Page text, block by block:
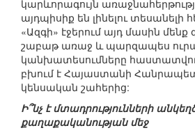
կարևորագույն
այդպիսիք են լինելու տեսանելի
«Ազգի» էջերում այդ մասին մենք
շաբաթ առաջ և պարզապես
կանխատեսումները
բխում է Հայաստանի
կենսական շահերից:
Ի՞նչ է մտադրությունների
քաղաքականության մեջ